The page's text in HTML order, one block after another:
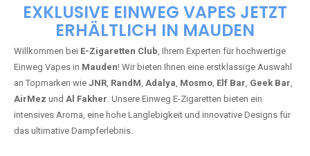
EXKLUSIVE EINWEG VAPES JETZT
ERHÄLTLICH IN MAUDEN
Willkommen bei E-Zigaretten Club, Ihrem Experten für hochwertige
Einweg Vapes in Mauden! Wir bieten Ihnen eine erstklassige Auswahl
an Topmarken wie JNR, RandM, Adalya, Mosmo, Elf Bar, Geek Bar,
AirMez und Al Fakher. Unsere Einweg E-Zigaretten bieten ein
intensives Aroma, eine hohe Langlebigkeit und innovative Designs für
das ultimative Dampferlebnis.